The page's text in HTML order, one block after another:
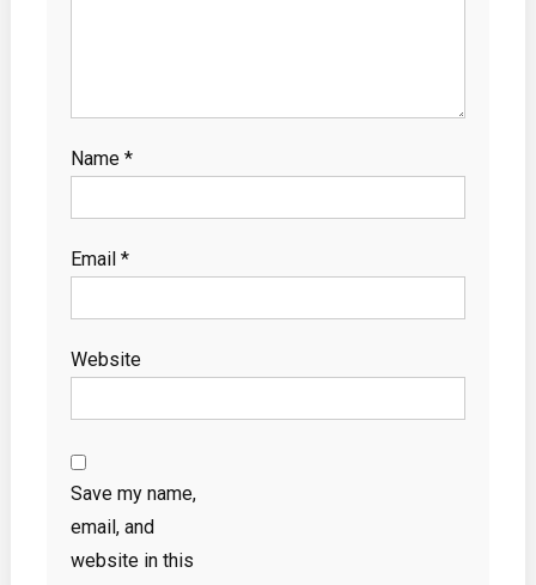
Name *
Email *
Website
Save my name,
email, and
website in this